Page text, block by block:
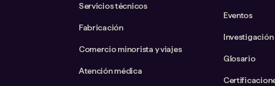
Servicios técnicos
Fabricación
Comercio minorista y viajes
Atención médica
Eventos
Investigación
Glosario